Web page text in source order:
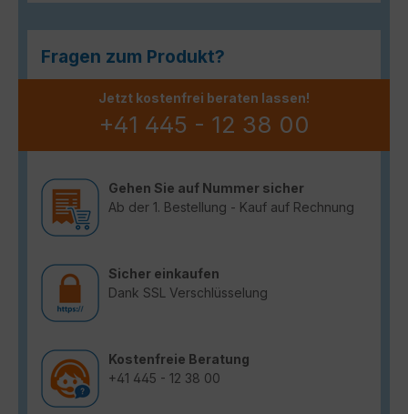
Fragen zum Produkt?
Jetzt kostenfrei beraten lassen!
+41 445 - 12 38 00
Gehen Sie auf Nummer sicher
Ab der 1. Bestellung - Kauf auf Rechnung
Sicher einkaufen
Dank SSL Verschlüsselung
Kostenfreie Beratung
+41 445 - 12 38 00